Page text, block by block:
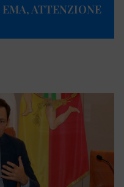
ATTENZIONE